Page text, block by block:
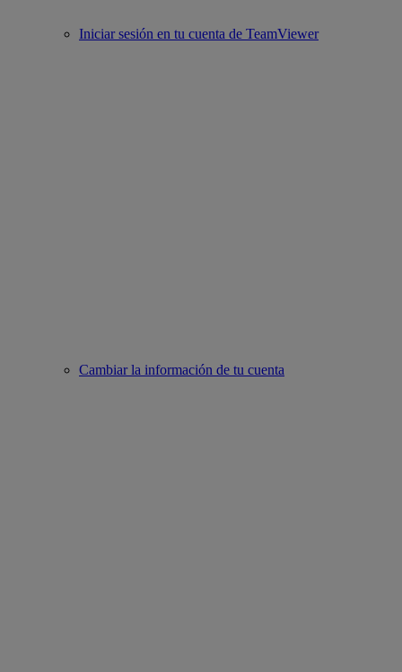
Iniciar sesión en tu cuenta de TeamViewer
Cambiar la información de tu cuenta